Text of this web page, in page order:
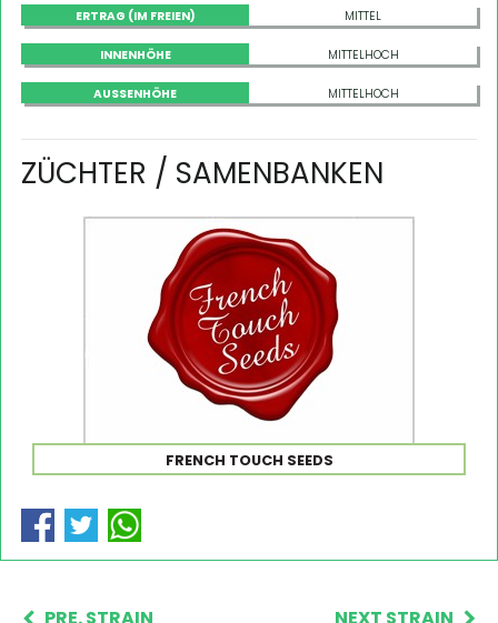
ERTRAG (IM FREIEN) MITTEL
INNENHÖHE MITTELHOCH
AUSSENHÖHE MITTELHOCH
ZÜCHTER / SAMENBANKEN
FRENCH TOUCH SEEDS
PRE. STRAIN NEXT STRAIN